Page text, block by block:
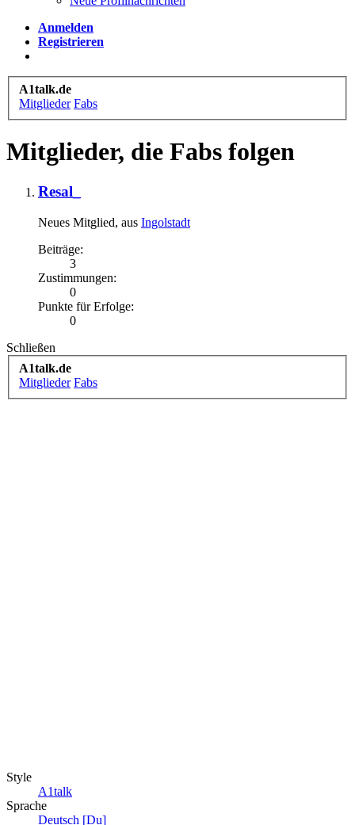
Anmelden
Registrieren
A1talk.de
Mitglieder Fabs
Mitglieder, die Fabs folgen
Resal_
Neues Mitglied, aus Ingolstadt
Beiträge:
3
Zustimmungen:
0
Punkte für Erfolge:
0
Schließen
A1talk.de
Mitglieder Fabs
Style
A1talk
Sprache
Deutsch [Du]